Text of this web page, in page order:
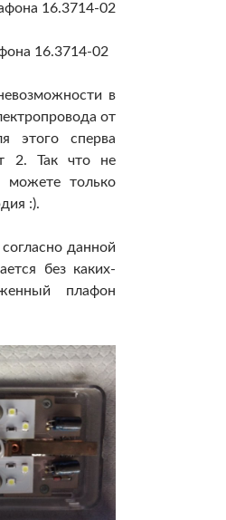
16.3714-02
в
от
этого сперва
2. Так что не
можете только
:).
данной
без каких-
плафон